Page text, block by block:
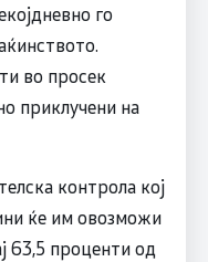
го
во просек
приклучени на
контрола кој
ќе им овозможи
63,5 проценти од